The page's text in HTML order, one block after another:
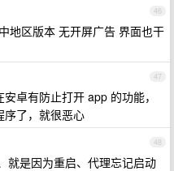
46
地区版本 无开屏广告 界面也干
47
卓有防止打开 app 的功能，
序了，就很恶心
48
就是因为重启、代理忘记启动